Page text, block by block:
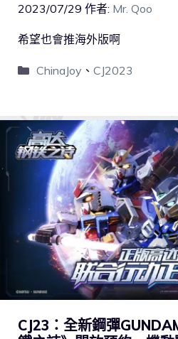
2023/07/29 作者: Mr. Qoo
希望也會推海外版啊
ChinaJoy 、 CJ2023
CJ23：全新鋼彈